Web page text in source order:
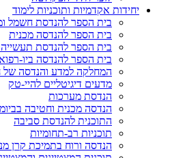
יחידות אקדמיות ותוכניות לימוד
בית הספר להנדסת חשמל
בית הספר להנדסה מכנית
בית הספר להנדסת תעשייה
בית הספר להנדסה ביו-
המחלקה למדע והנדסה של
מדעים דיגיטליים להיי-טק
הנדסת מערכות
הנדסה מכנית וחטיבה
התוכנית להנדסת סביבה
תוכניות רב-תחומיות
הנדסה ורוח בתמיכת קרן